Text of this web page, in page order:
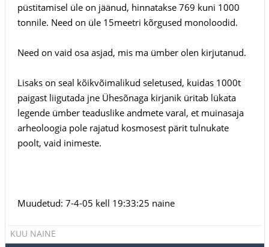
püstitamisel üle on jäänud, hinnatakse 769 kuni 1000
tonnile. Need on üle 15meetri kõrgused monoloodid.
Need on vaid osa asjad, mis ma ümber olen kirjutanud.
Lisaks on seal kõikvõimalikud seletused, kuidas 1000t
paigast liigutada jne Ühesõnaga kirjanik üritab lükata
legende ümber teaduslike andmete varal, et muinasaja
arheoloogia pole rajatud kosmosest pärit tulnukate
poolt, vaid inimeste.
Muudetud: 7-4-05 kell 19:33:25 naine
KUU NAINE